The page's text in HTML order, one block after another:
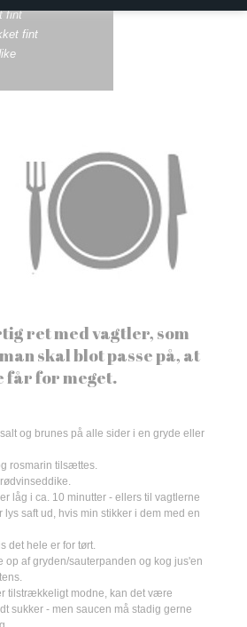
fint
fint
ret med vagtler, som
skal blot passe på, at
får for meget.
og brunes på alle sider i en gryde eller
rosmarin tilsættes.
låg i ca. 10 minutter - ellers til vagtlerne
saft ud, hvis min stikker i dem med en
det hele er for tørt.
op af gryden/sauterpanden og kog jus'en
tilstrækkeligt modne, kan det være
sukker - men saucen må stadig gerne